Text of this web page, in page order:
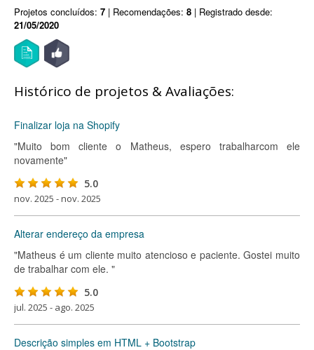
Projetos concluídos: 7 | Recomendações: 8 | Registrado desde:
21/05/2020
Histórico de projetos & Avaliações:
Finalizar loja na Shopify
"Muito bom cliente o Matheus, espero trabalharcom ele
novamente"
5.0
nov. 2025 - nov. 2025
Alterar endereço da empresa
"Matheus é um cliente muito atencioso e paciente. Gostei muito
de trabalhar com ele. "
5.0
jul. 2025 - ago. 2025
Descrição simples em HTML + Bootstrap